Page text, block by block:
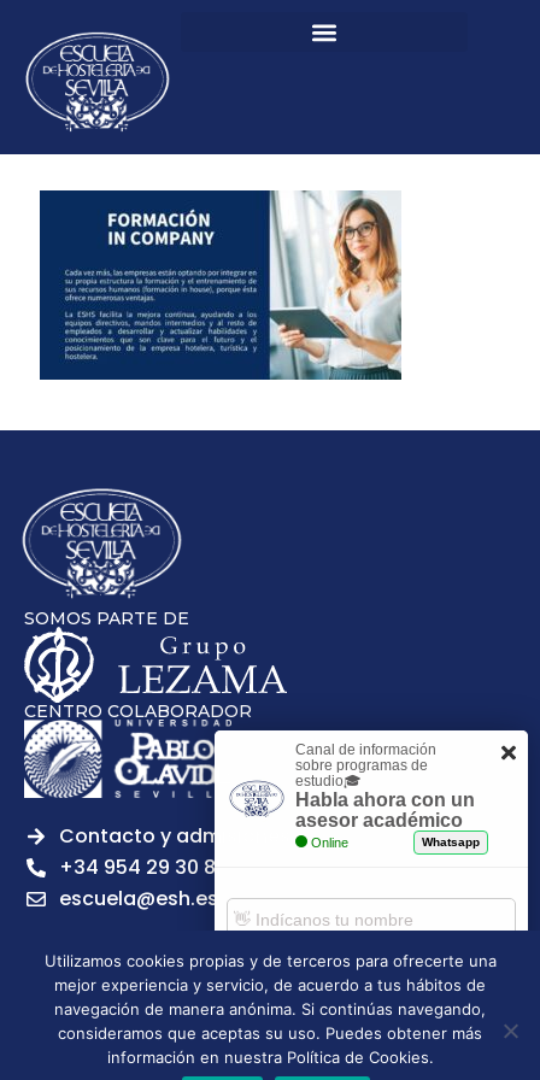
SOMOS PARTE DE
CENTRO COLABORADOR
Contacto y admisiones
+34 954 29 30 81
escuela@esh.es
Legal notice Privacy Policy
Cookies Policy
Escuela Superior de Hostelería de Sevilla | 2026 | Todos los
Utilizamos cookies propias y de terceros para ofrecerte una
mejor experiencia y servicio, de acuerdo a tus hábitos de
navegación de manera anónima. Si continúas navegando,
consideramos que aceptas su uso. Puedes obtener más
información en nuestra Política de Cookies.
Canal de información
sobre programas de
estudio🎓
Habla ahora con un
asesor académico
Online Whatsapp
Comenzar chat